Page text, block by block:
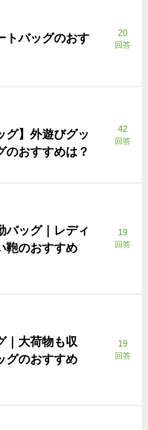
トバッグのおす
20
回答
グ】外遊びグッ
のおすすめは？
42
回答
バッグ｜レディ
鞄のおすすめ
19
回答
｜大荷物も収
グのおすすめ
19
回答